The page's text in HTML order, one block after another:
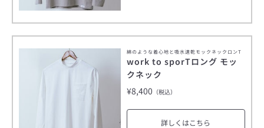
綿のような着心地と吸水速乾モックネックロンT
work to sporTロング モッ
クネック
¥8,400 （税込）
詳しくはこちら